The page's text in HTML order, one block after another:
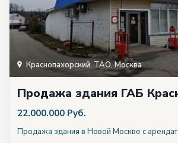
Краснопахорский, ТАО, Москва
Продажа здания ГАБ
22.000.000 Руб.
Продажа здания в Новой Москве с